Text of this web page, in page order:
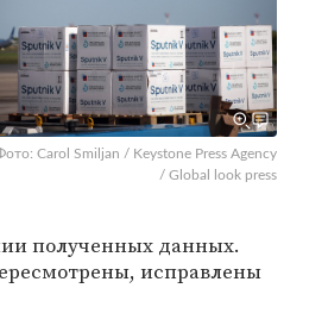
Carol Smiljan / Keystone Press Agency
/ Global look press
полученных данных.
исправлены